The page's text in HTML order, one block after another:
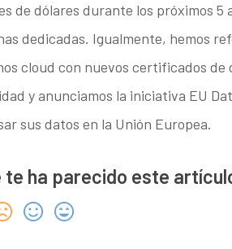
de dólares durante los próximos
dedicadas. Igualmente, hemos
cloud con nuevos certificados de
y anunciamos la iniciativa EU
sus datos en la Unión Europea.
te ha parecido este